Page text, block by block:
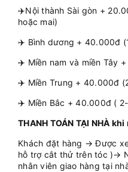
✈️Nội thành Sài gòn +
hoặc mai)
✈️ Bình dương + 40.000đ
✈️ Miền nam và miền Tây
✈️ Miền Trung + 40.000đ
✈️ Miền Bắc + 40.000đ (
THANH TOÁN TẠI NHÀ
Khách đặt hàng → Được
hỗ trợ cắt thử trên tóc )→
nhân viên giao hàng tại